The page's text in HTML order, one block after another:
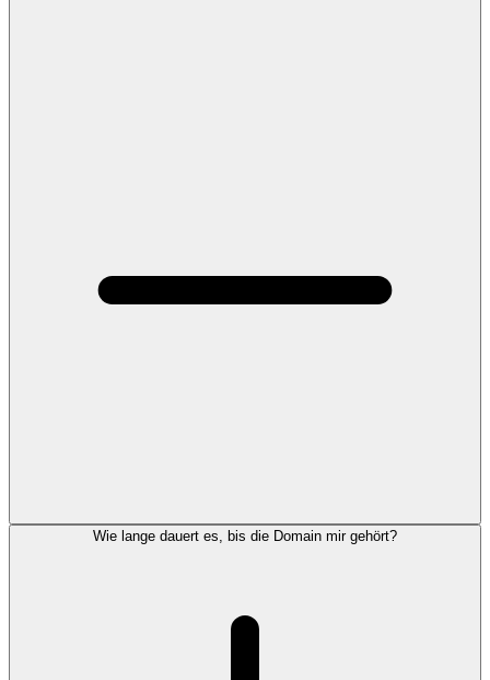
Wie lange dauert es, bis die Domain mir gehört?